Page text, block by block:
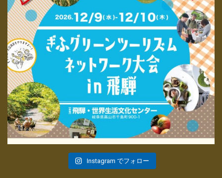
Instagram でフォロー